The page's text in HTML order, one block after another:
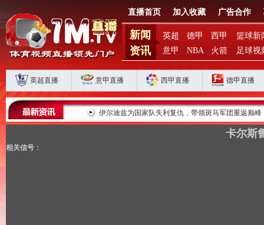
直播首页 加入收藏 广告合作
新闻
资讯
英超 德甲 西甲
篮球新
意甲
NBA 火箭 足球视
英超直播 意甲直播 西甲直播 德甲直播
扣分时代生存 伊尔迪兹为国家队失利复仇，带领斑马军团重返巅峰
卡尔斯
相关信号：